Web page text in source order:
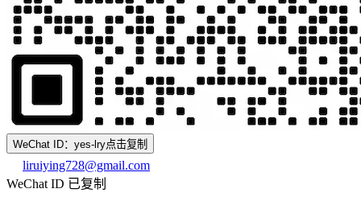
WeChat ID：yes-lry点击复制
liruiying728@gmail.com
WeChat ID 已复制